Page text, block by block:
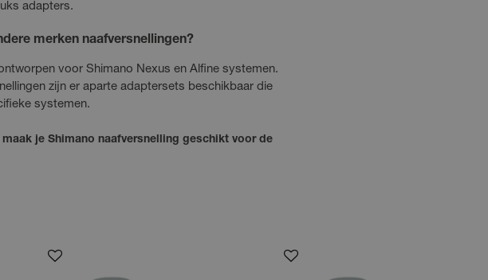
adapters.
merken naafversnellingen?
voor Shimano Nexus en Alfine systemen.
zijn er aparte adaptersets beschikbaar die
systemen.
je Shimano naafversnelling geschikt voor de